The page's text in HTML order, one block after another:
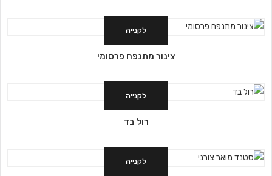
לקנייה
צינור מתנפח פרסומי
לקנייה
רול בד
לקנייה